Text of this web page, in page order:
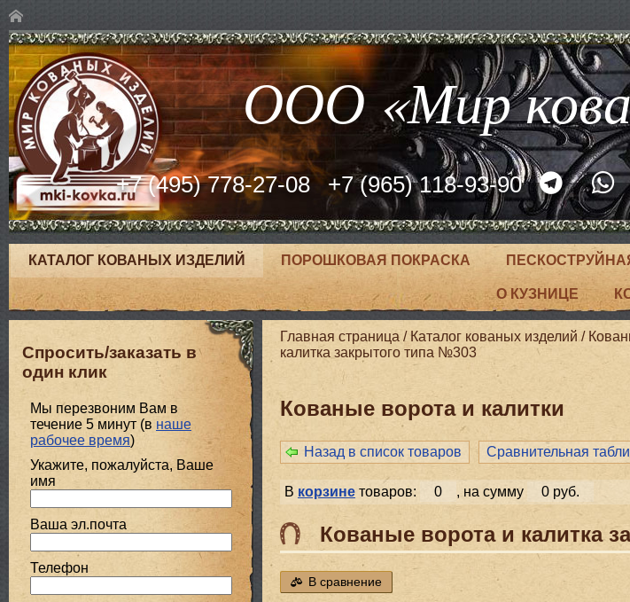
ООО «Мир
+7 (495) 778-27-08 +7 (965) 118-93-90
КАТАЛОГ КОВАНЫХ ИЗДЕЛИЙ ПОРОШКОВАЯ ПОКРАСКА
О КУЗНИЦЕ
Главная страница / Каталог кованых изделий /
калитка закрытого типа №303
Кованые ворота и калитки
Назад в список товаров Сравнительная
В корзинетоваров: 0 , на сумму 0 руб.
Кованые ворота и калитка
В сравнение
Спросить/заказать в
один клик
Мы перезвоним Вам в
течение 5 минут (в наше
рабочее время)
Укажите, пожалуйста, Ваше
имя
Ваша эл.почта
Телефон